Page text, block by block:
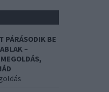
PÁRÁSODIK BE
–